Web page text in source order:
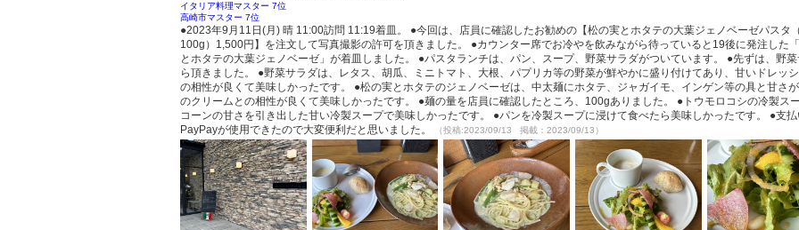
イタリア料理マスター 7位
高崎市マスター 7位
●2023年9月11日(月) 晴 11:00訪問 11:19着皿。 ●今回は、店員に確認したお勧めの【松の実とホタテの大葉ジェノベーゼパスタ
100g）1,500円】を注文して写真撮影の許可を頂きました。 ●カウンター席でお冷やを飲みながら待っていると19後に発注した
とホタテの大葉ジェノベーゼ」が着皿しました。 ●パスタランチは、パン、スープ、野菜サラダがついています。 ●先ずは、野
ら頂きました。 ●野菜サラダは、レタス、胡瓜、ミニトマト、大根、パプリカ等の野菜が鮮やかに盛り付けてあり、甘いドレッシ
の相性が良くて美味しかったです。 ●松の実とホタテのジェノベーゼは、中太麺にホタテ、ジャガイモ、インゲン等の具と甘さ
のクリームとの相性が良くて美味しかったです。 ●麺の量を店員に確認したところ、100gありました。 ●トウモロコシの冷製スー
コーンの甘さを引き出した甘い冷製スープで美味しかったです。 ●パンを冷製スープに浸けて食べたら美味しかったです。 ●支
PayPayが使用できたので大変便利だと思いました。
（投稿:2023/09/13 掲載：2023/09/13）